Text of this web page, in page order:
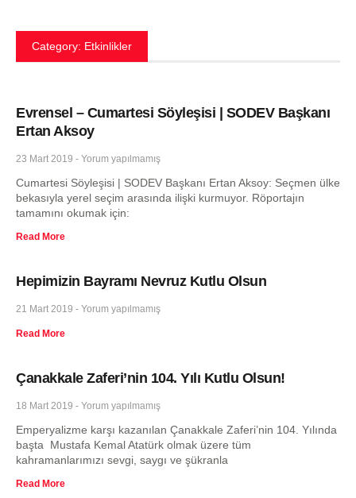
Category: Etkinlikler
Evrensel – Cumartesi Söyleşisi | SODEV Başkanı
Ertan Aksoy
23 Mart 2019 Yorum yapılmamış
Cumartesi Söyleşisi | SODEV Başkanı Ertan Aksoy: Seçmen ülke
bekasıyla yerel seçim arasında ilişki kurmuyor. Röportajın
tamamını okumak için:
Read More
Hepimizin Bayramı Nevruz Kutlu Olsun
21 Mart 2019 Yorum yapılmamış
Read More
Çanakkale Zaferi’nin 104. Yılı Kutlu Olsun!
18 Mart 2019 Yorum yapılmamış
Emperyalizme karşı kazanılan Çanakkale Zaferi’nin 104. Yılında
başta Mustafa Kemal Atatürk olmak üzere tüm
kahramanlarımızı sevgi, saygı ve şükranla
Read More